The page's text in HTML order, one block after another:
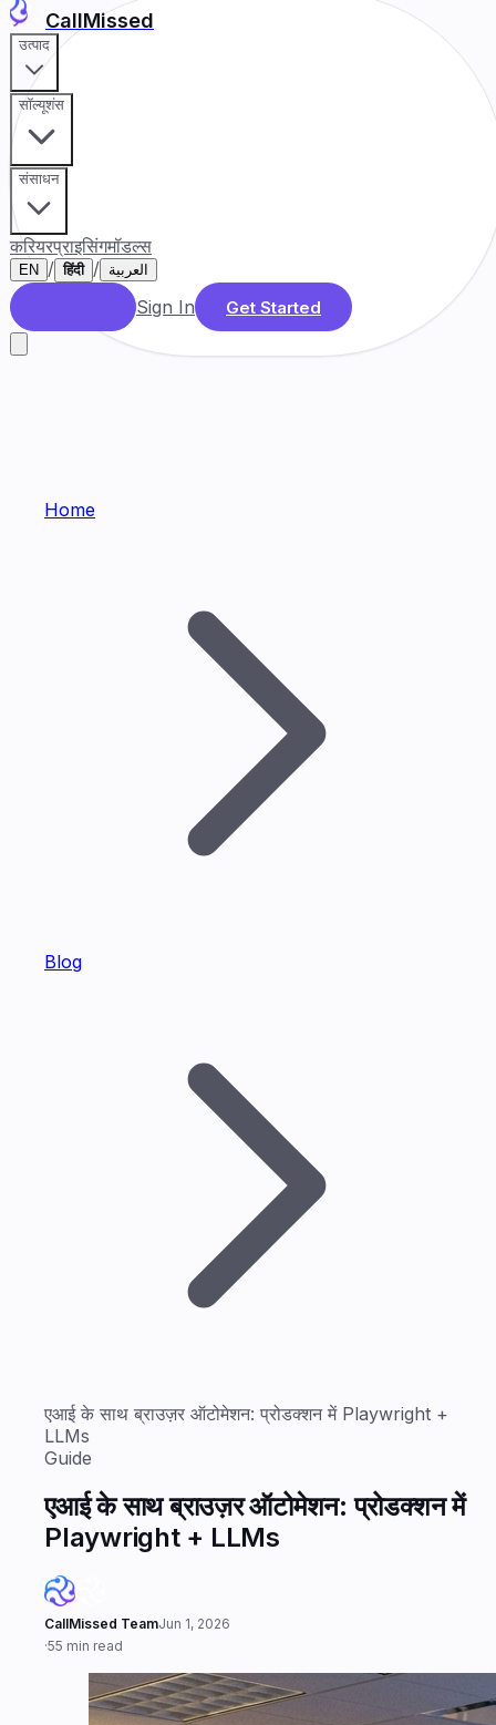
CallMissed
उत्पाद
सॉल्यूशंस
संसाधन
करियरप्राइसिंगमॉडल्स
EN / हिंदी / العربية
Sign In Get Started
Home
Blog
एआई के साथ ब्राउज़र ऑटोमेशन: प्रोडक्शन में Playwright +
LLMs
Guide
एआई के साथ ब्राउज़र ऑटोमेशन: प्रोडक्शन में
Playwright + LLMs
CallMissed TeamJun 1, 2026
·55 min read